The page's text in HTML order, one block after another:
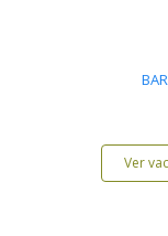
Ver